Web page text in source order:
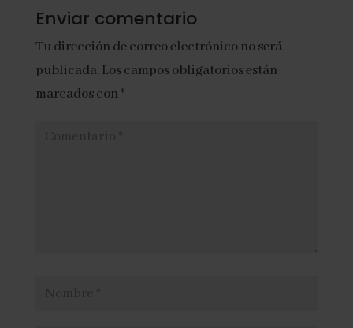
Enviar comentario
Tu dirección de correo electrónico no será
publicada. Los campos obligatorios están
marcados con*